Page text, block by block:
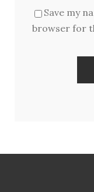
Save my
browser for